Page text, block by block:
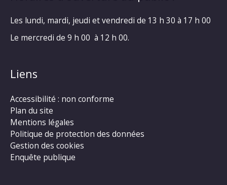
Les lundi, mardi, jeudi et vendredi de 13 h 30 à 17 h 00
Le mercredi de 9 h 00 à 12 h 00.
Liens
Accessibilité : non conforme
Plan du site
Mentions légales
Politique de protection des données
Gestion des cookies
Enquête publique